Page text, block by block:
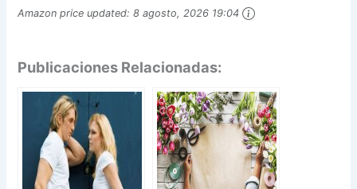
Amazon price updated:8 agosto, 2026 19:04
Publicaciones Relacionadas: